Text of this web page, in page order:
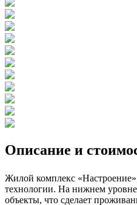
Описание и
Жилой комплекс
технологии. На нижнем уровне
объекты, что сделает